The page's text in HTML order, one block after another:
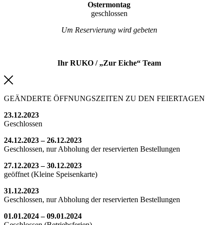
Ostermontag
geschlossen
Um Reservierung wird gebeten
Ihr RUKO / „Zur Eiche“ Team
GEÄNDERTE ÖFFNUNGSZEITEN ZU DEN FEIERTAGEN
23.12.2023
Geschlossen
24.12.2023 – 26.12.2023
Geschlossen, nur Abholung der reservierten Bestellungen
27.12.2023 – 30.12.2023
geöffnet (Kleine Speisenkarte)
31.12.2023
Geschlossen, nur Abholung der reservierten Bestellungen
01.01.2024 – 09.01.2024